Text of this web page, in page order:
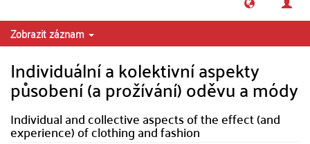
Zobrazit záznam
Individuální a kolektivní aspekty
působení (a prožívání) oděvu a módy
Individual and collective aspects of the effect (and
experience) of clothing and fashion